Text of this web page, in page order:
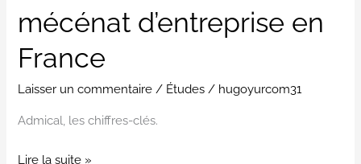
mécénat d’entreprise en
France
Laisser un commentaire / Études / hugoyurcom31
Admical, les chiffres-clés.
Lire la suite »